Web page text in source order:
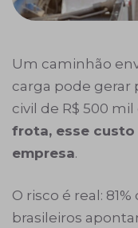
Um caminhão
carga pode gerar
civil de R$ 500 mil
frota, esse
empresa.
O risco é real:
brasileiros